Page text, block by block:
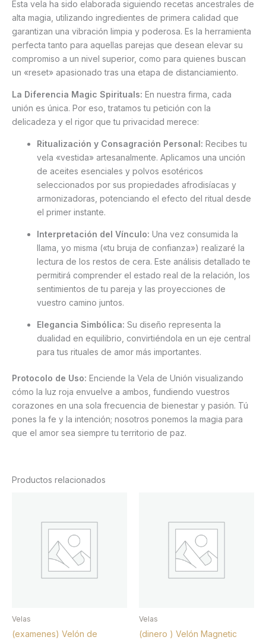
Esta vela ha sido elaborada siguiendo recetas ancestrales de
alta magia, utilizando ingredientes de primera calidad que
garantizan una vibración limpia y poderosa. Es la herramienta
perfecta tanto para aquellas parejas que desean elevar su
compromiso a un nivel superior, como para quienes buscan
un «reset» apasionado tras una etapa de distanciamiento.
La Diferencia Magic Spirituals: En nuestra firma, cada
unión es única. Por eso, tratamos tu petición con la
delicadeza y el rigor que tu privacidad merece:
Ritualización y Consagración Personal: Recibes tu
vela «vestida» artesanalmente. Aplicamos una unción
de aceites esenciales y polvos esotéricos
seleccionados por sus propiedades afrodisíacas y
armonizadoras, potenciando el efecto del ritual desde
el primer instante.
Interpretación del Vínculo: Una vez consumida la
llama, yo misma («tu bruja de confianza») realizaré la
lectura de los restos de cera. Este análisis detallado te
permitirá comprender el estado real de la relación, los
sentimientos de tu pareja y las proyecciones de
vuestro camino juntos.
Elegancia Simbólica: Su diseño representa la
dualidad en equilibrio, convirtiéndola en un eje central
para tus rituales de amor más importantes.
Protocolo de Uso: Enciende la Vela de Unión visualizando
cómo la luz roja envuelve a ambos, fundiendo vuestros
corazones en una sola frecuencia de bienestar y pasión. Tú
pones la fe y la intención; nosotros ponemos la magia para
que el amor sea siempre tu territorio de paz.
Productos relacionados
Velas
(examenes) Velón de
Velas
(dinero ) Velón Magnetic